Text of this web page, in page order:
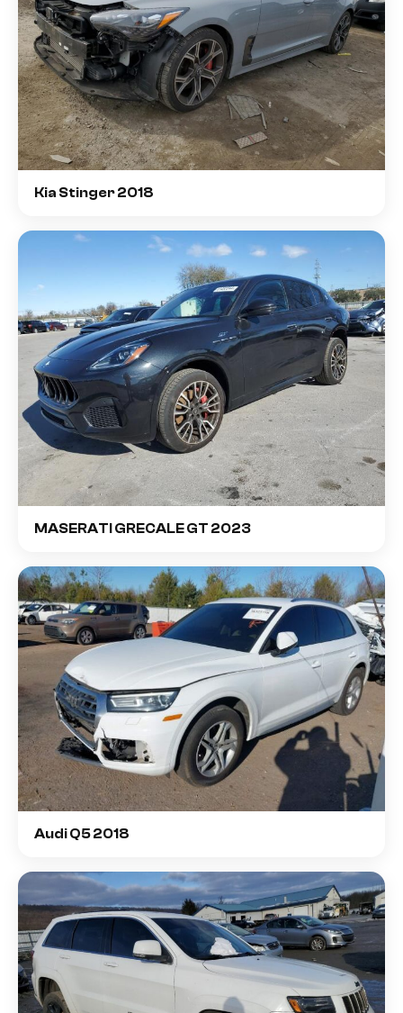
Kia Stinger 2018
MASERATI GRECALE GT 2023
Audi Q5 2018